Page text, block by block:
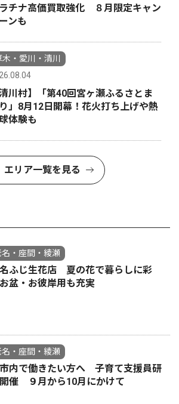
チナ高価買取強化 ８月限定キャン
ンも
木・愛川・清川
清川村】「第40回宮ヶ瀬ふるさとま
」8月12日開幕！花火打ち上げや熱
体験も
エリア一覧を見る
名・座間・綾瀬
ふじ生花店 夏の花で暮らしに彩
盆・お彼岸用も充実
名・座間・綾瀬
内で働きたい方へ 子育て支援員研
催 ９月から10月にかけて